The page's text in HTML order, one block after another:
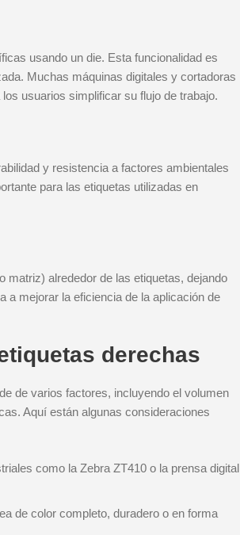
usando un die. Esta funcionalidad es
Muchas máquinas digitales y cortadoras
usuarios simplificar su flujo de trabajo.
y resistencia a factores ambientales
para las etiquetas utilizadas en
matriz) alrededor de las etiquetas, dejando
a mejorar la eficiencia de la aplicación de
derechas
de varios factores, incluyendo el volumen
Aquí están algunas consideraciones
como la Zebra ZT410 o la prensa digital
de color completo, duradero o en forma